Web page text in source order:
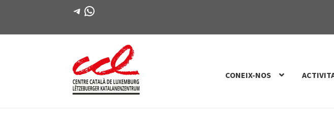
Telegram
WhatsApp
Salta
a
Vés
al
CONEIX-NOS